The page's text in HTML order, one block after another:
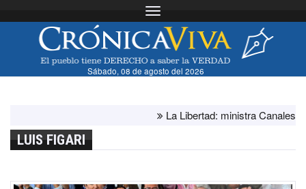
Toggle navigation
Sábado, 08 de agosto del 2026
La Libertad: ministra Canales
LUIS FIGARI